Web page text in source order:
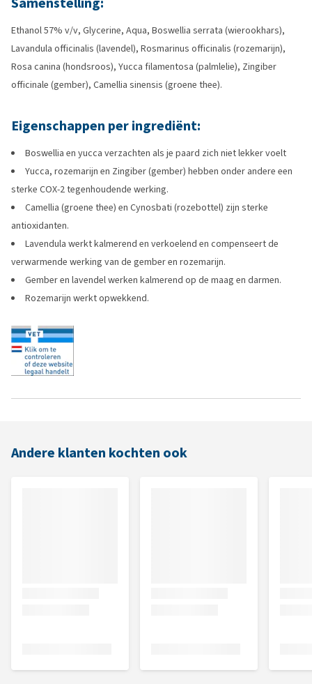
Ethanol 57% v/v, Glycerine, Aqua, Boswellia serrata (wierookhars),
Lavandula officinalis (lavendel), Rosmarinus officinalis (rozemarijn),
Rosa canina (hondsroos), Yucca filamentosa (palmlelie), Zingiber
officinale (gember), Camellia sinensis (groene thee).
Eigenschappen per ingrediënt:
Boswellia en yucca verzachten als je paard zich niet lekker voelt
Yucca, rozemarijn en Zingiber (gember) hebben onder andere een
sterke COX-2 tegenhoudende werking.
Camellia (groene thee) en Cynosbati (rozebottel) zijn sterke
antioxidanten.
Lavendula werkt kalmerend en verkoelend en compenseert de
verwarmende werking van de gember en rozemarijn.
Gember en lavendel werken kalmerend op de maag en darmen.
Rozemarijn werkt opwekkend.
Andere klanten kochten ook